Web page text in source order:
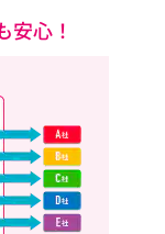
安心！